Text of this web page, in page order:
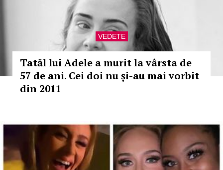
VEDETE
Tatăl lui Adele a murit la vârsta de
57 de ani. Cei doi nu și-au mai vorbit
din 2011